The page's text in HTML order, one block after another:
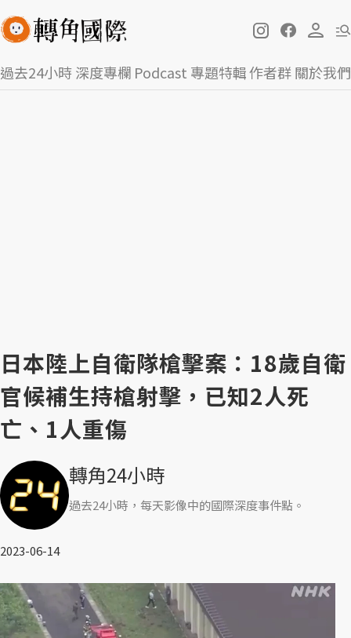
過去24小時深度專欄 Podcast 專題特輯作者群關於我們
日本陸上自衛隊槍擊案：18歲自衛
官候補生持槍射擊，已知2人死
亡、1人重傷
轉角24小時
過去24小時，每天影像中的國際深度事件點。
2023-06-14